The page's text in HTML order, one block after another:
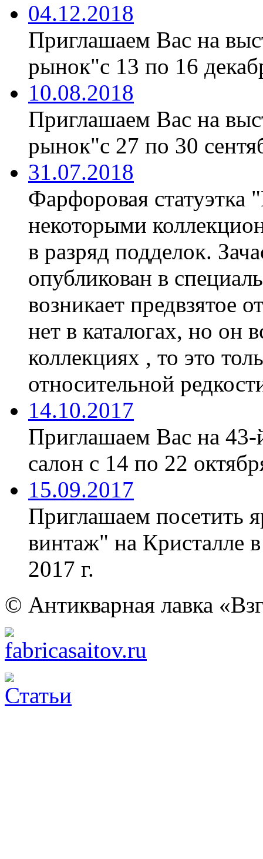
04.12.2018
Приглашаем Вас на
рынок"с 13 по 16
10.08.2018
Приглашаем Вас на
рынок"с 27 по 30
31.07.2018
Фарфоровая статуэтка
некоторыми
в разряд подделок.
опубликован в
возникает предвзятое
нет в каталогах, но он
коллекциях , то это
относительной
14.10.2017
Приглашаем Вас на
салон с 14 по 22
15.09.2017
Приглашаем посетить
винтаж" на Кристалле
2017 г.
© Антикварная лавка